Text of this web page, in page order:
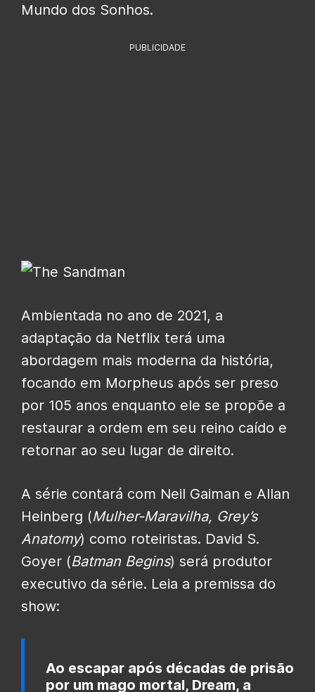
Mundo dos Sonhos.
PUBLICIDADE
Ambientada no ano de 2021, a
adaptação da Netflix terá uma
abordagem mais moderna da história,
focando em Morpheus após ser preso
por 105 anos enquanto ele se propõe a
restaurar a ordem em seu reino caído e
retornar ao seu lugar de direito.
A série contará com Neil Gaiman e Allan
Heinberg (Mulher-Maravilha, Grey’s
Anatomy) como roteiristas. David S.
Goyer (Batman Begins) será produtor
executivo da série. Leia a premissa do
show:
Ao escapar após décadas de prisão
por um mago mortal, Dream, a